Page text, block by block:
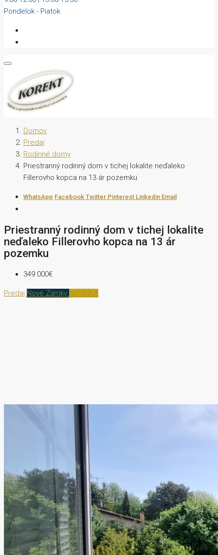
Pondelok - Piatok
Domov
Predaj
Rodinné domy
Priestranný rodinný dom v tichej lokalite neďaleko
Fillerovho kopca na 13 ár pozemku
WhatsApp Facebook Twitter Pinterest Linkedin Email
Priestranný rodinný dom v tichej lokalite
neďaleko Fillerovho kopca na 13 ár
pozemku
349 000€
Predaj Nové Zámky NOVINKA